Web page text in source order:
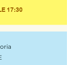
17:30